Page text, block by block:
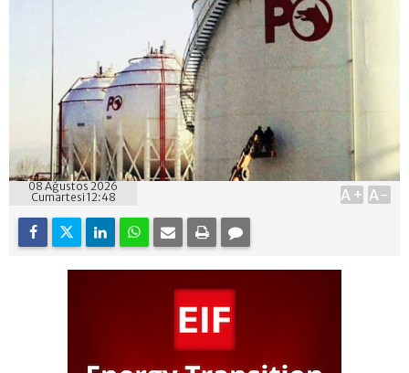
08 Ağustos 2026
Cumartesi 12:48
A+ A-